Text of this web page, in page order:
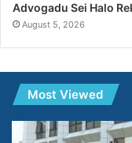
Advogadu Sei Halo
August 5, 2026
Most Viewed